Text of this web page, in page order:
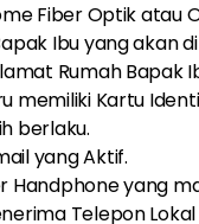
Fiber Optik atau
Ibu yang akan
Rumah Bapak
memiliki Kartu
berlaku.
yang Aktif.
Handphone yang
Telepon Lokal